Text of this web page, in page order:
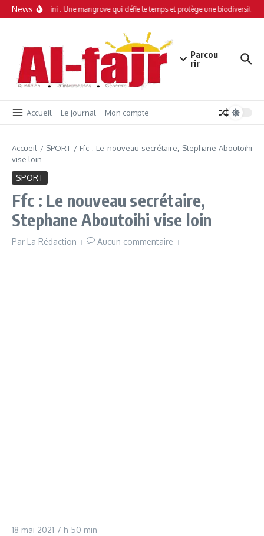
Aller au contenu
News
Simamboini : Une mangrove qui défie le temps et protège une biodiversité
Parcou
rir
Accueil Le journal Mon compte
Accueil / SPORT / Ffc : Le nouveau secrétaire, Stephane Aboutoihi
vise loin
SPORT
Ffc : Le nouveau secrétaire,
Stephane Aboutoihi vise loin
Par La Rédaction Aucun commentaire
18 mai 2021 7 h 50 min